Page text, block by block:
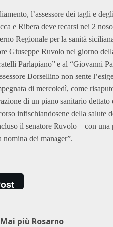
l’assessore dei tagli e
e Ribera deve recarsi nei 2
Regionale per la sanità
Giuseppe Ruvolo nel giorno
Parlapiano” e al “Giovanni
Borsellino non sente
di mercoledì, come
di un piano sanitario
infischiandosene della salute
il senatore Ruvolo – con una
nomina dei manager”.
più Rosarno